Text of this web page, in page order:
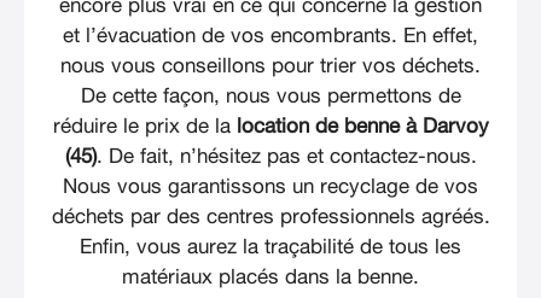
encore plus vrai en ce qui concerne la gestion
et l’évacuation de vos encombrants. En effet,
nous vous conseillons pour trier vos déchets.
De cette façon, nous vous permettons de
réduire le prix de la location de benne à Darvoy
(45). De fait, n’hésitez pas et contactez-nous.
Nous vous garantissons un recyclage de vos
déchets par des centres professionnels agréés.
Enfin, vous aurez la traçabilité de tous les
matériaux placés dans la benne.